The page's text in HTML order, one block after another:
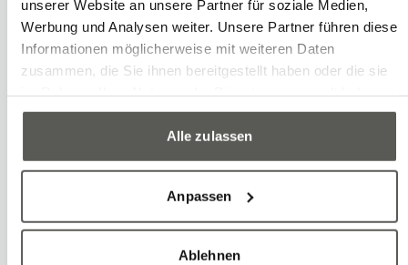
unserer Website an unsere Partner für soziale Medien,
Werbung und Analysen weiter. Unsere Partner führen diese
Informationen möglicherweise mit weiteren Daten
zusammen, die Sie ihnen bereitgestellt haben oder die sie
Alle zulassen
Anpassen
Ablehnen
1 of
10